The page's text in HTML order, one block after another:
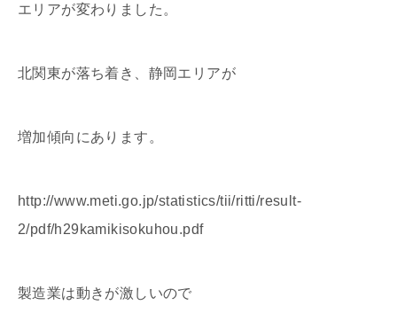
エリアが変わりました。
北関東が落ち着き、静岡エリアが
増加傾向にあります。
http://www.meti.go.jp/statistics/tii/ritti/result-
2/pdf/h29kamikisokuhou.pdf
製造業は動きが激しいので